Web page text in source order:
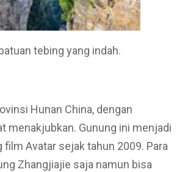
tebing yang indah.
Hunan China, dengan
menakjubkan. Gunung ini menjadi
Avatar sejak tahun 2009. Para
Zhangjiajie saja namun bisa